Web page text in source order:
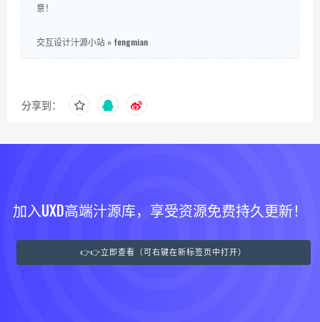
意！
交互设计汁源小站 » fengmian
分享到：
加入UXD高端汁源库，享受资源免费持久更新！
👉👉立即查看（可右键在新标签页中打开）